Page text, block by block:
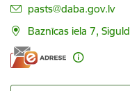
E-pasts:
pasts@daba.gov.lv
Baznīcas iela 7,